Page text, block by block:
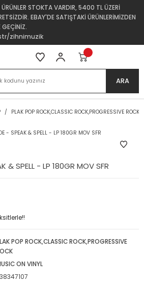
STOKTA VARDIR, 5400 TL ÜZERİ
EBAY'DE SATIŞTAKİ ÜRÜNLERİMİZDEN
GEÇİNİZ.
zihnimuzik
ARA
PLAK POP ROCK,CLASSIC ROCK,PROGRESSIVE ROCK
& SPELL - LP 180GR MOV SFR
POP ROCK,CLASSIC ROCK,PROGRESSIVE
ON VINYL